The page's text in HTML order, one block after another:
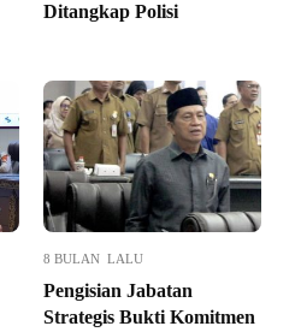
Ditangkap Polisi
8 BULAN LALU
Pengisian Jabatan
Strategis Bukti Komitmen